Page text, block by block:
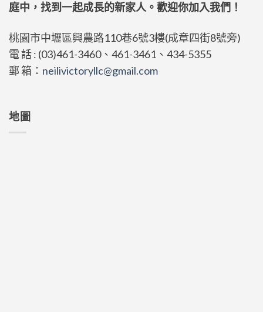
庭中，找到一起成長的新家人。歡迎你加入我們！
桃園市中壢區興農路110巷6號3樓(成章四街8號旁)
電 話 : (03)461-3460、461-3461、434-5355
郵 箱： neilivictoryllc@gmail.com
地圖